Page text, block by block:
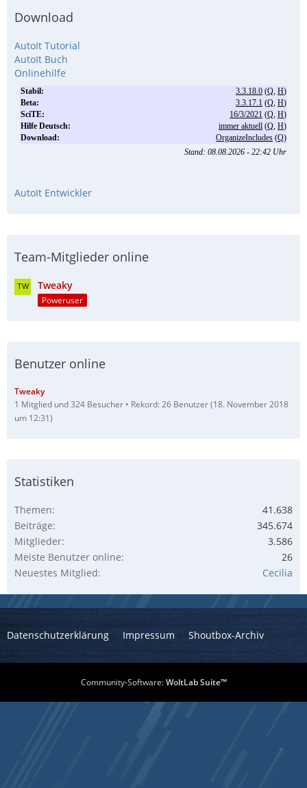
Download
AutoIt Tutorial
AutoIt Buch
Onlinehilfe
AutoIt Entwickler
Team-Mitglieder online
Tweaky
Poweruser
Benutzer online
Tweaky
1 Mitglied und 324 Besucher
Rekord: 26 Benutzer (18. November 2018
um 12:31)
Statistiken
Themen
41.638
Beiträge
345.674
Mitglieder
3.586
Meiste Benutzer online
26
Neuestes Mitglied
Cecilia
Datenschutzerklärung Impressum Shoutbox-Archiv
Community-Software:WoltLab Suite™